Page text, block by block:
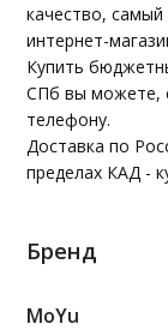
качество,
интернет-
Купить
СПб вы можете,
телефону.
Доставка по
пределах КАД -
Бренд
MoYu